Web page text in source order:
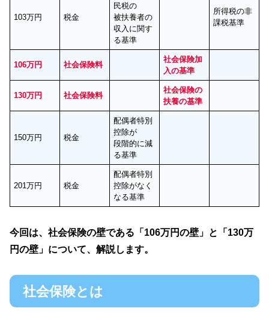
103万円 税金
民税の
被扶養者の
収入に関す
る基準
所得税の非
課税基準
106万円 社会保険料
社会保険加
入の基準
130万円 社会保険料
社会保険の
扶養の基準
150万円 税金
配偶者特別
控除が
段階的に減
る基準
201万円 税金
配偶者特別
控除がなく
なる基準
今回は、社会保険の壁である「106万円の壁」と「130万
円の壁」について、解説します。
社会保険とは